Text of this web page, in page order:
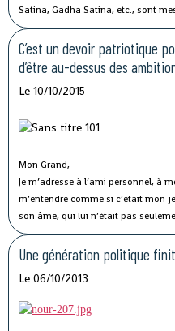
Satina, Gadha Satina, etc., sont
C’est un devoir patriotique
d’être au-dessus des
Le 10/10/2015
Mon Grand,
Je m’adresse à l’ami personnel, à
m’entendre comme si c’était mon
son âme, qui lui n’était pas
Je n’entrerai pas dans des
historiques.
Une génération politique
Le 06/10/2013